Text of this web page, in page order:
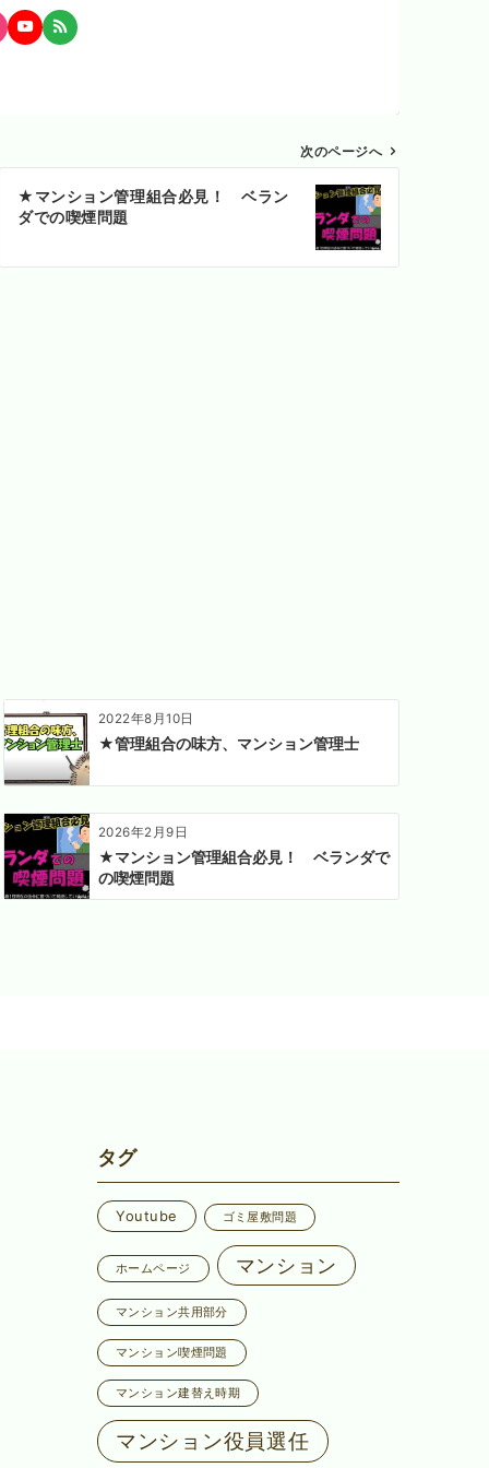
次のページへ
★マンション管理組合必見！ ベラン
ダでの喫煙問題
2022年8月10日
★管理組合の味方、マンション管理士
2026年2月9日
★マンション管理組合必見！ ベランダで
の喫煙問題
タグ
Youtube ゴミ屋敷問題
ホームページ マンション
マンション共用部分
マンション喫煙問題
マンション建替え時期
マンション役員選任